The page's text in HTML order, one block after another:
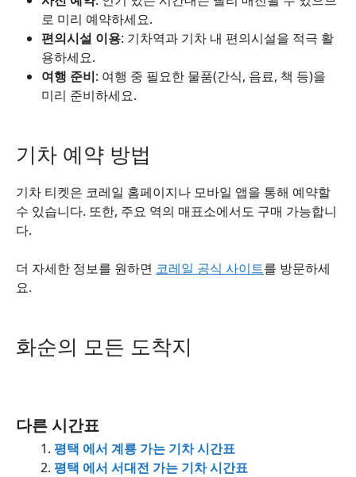
로 미리 예약하세요.
편의시설 이용: 기차역과 기차 내 편의시설을 적극 활
용하세요.
여행 준비: 여행 중 필요한 물품(간식, 음료, 책 등)을
미리 준비하세요.
기차 예약 방법
기차 티켓은 코레일 홈페이지나 모바일 앱을 통해 예약할
수 있습니다. 또한, 주요 역의 매표소에서도 구매 가능합니
다.
더 자세한 정보를 원하면 코레일 공식 사이트를 방문하세
요.
화순의 모든 도착지
다른 시간표
평택 에서 계룡 가는 기차 시간표
평택 에서 서대전 가는 기차 시간표